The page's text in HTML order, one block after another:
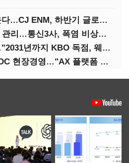
티빙·콘텐츠 IP 키운다…CJ ENM, 하반기 글로벌 확장 가속
작업자·통신망 이중 관리…통신3사, 폭염 비상대응 돌입
티빙 첫 분기 흑자…"2031년까지 KBO 독점, 웨이브 합병도 속도"
박윤영 KT 대표, AIDC 현장경영…"AX 플랫폼 핵심 인프라로 키운다"